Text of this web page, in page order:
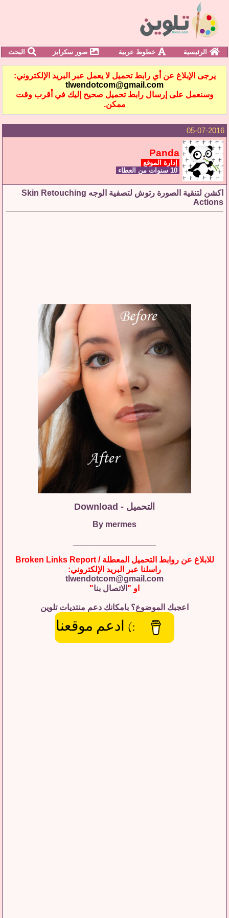
الرئيسية خطوط عربية صور سكرابز البحث
يرجى الإبلاغ عن أي رابط تحميل لا يعمل عبر البريد الإلكتروني:
tlwendotcom@gmail.com
وسنعمل على إرسال رابط تحميل صحيح إليك في أقرب وقت
ممكن.
05-07-2016
Panda
إدارة الموقع
اكشن لتنقية الصورة رتوش لتصفية الوجه Skin Retouching
Actions
التحميل - Download
By mermes
للابلاغ عن روابط التحميل المعطلة / Broken Links Report
راسلنا عبر البريد الإلكتروني:
tlwendotcom@gmail.com
او " الاتصال بنا"
اعجبك الموضوع؟ بامكانك دعم منتديات تلوين
:) ادعم موقعنا